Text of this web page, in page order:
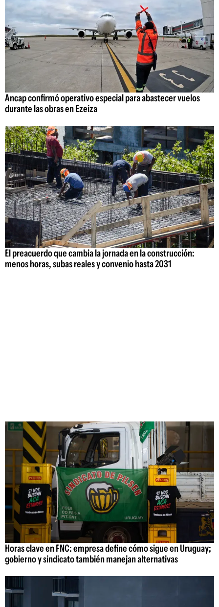
Ancap confirmó operativo especial para abastecer vuelos
durante las obras en Ezeiza
El preacuerdo que cambia la jornada en la construcción:
menos horas, subas reales y convenio hasta 2031
Horas clave en FNC: empresa define cómo sigue en Uruguay;
gobierno y sindicato también manejan alternativas